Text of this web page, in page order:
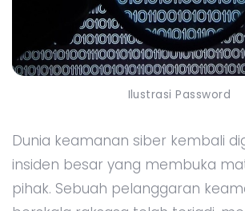
Ilustrasi Password
Dunia keamanan siber kembali
insiden besar yang membuka
pihak. Sebuah pelanggaran